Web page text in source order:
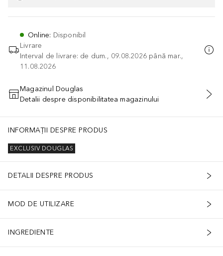
Online: Disponibil
Livrare
Interval de livrare: de dum., 09.08.2026 până mar.,
11.08.2026
ADĂUGAȚI ÎN COŞ
Magazinul Douglas
Detalii despre disponibilitatea magazinului
INFORMAȚII DESPRE PRODUS
EXCLUSIV DOUGLAS
DETALII DESPRE PRODUS
MOD DE UTILIZARE
INGREDIENTE